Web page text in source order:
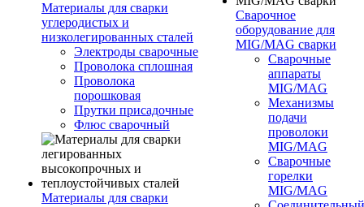
Материалы для сварки
углеродистых и
низколегированных сталей
Электроды сварочные
Проволока сплошная
Проволока
порошковая
Прутки присадочные
Флюс сварочный
Материалы для сварки
Сварочное
оборудование для
MIG/MAG сварки
Сварочные
аппараты
MIG/MAG
Механизмы
подачи
проволоки
MIG/MAG
Сварочные
горелки
MIG/MAG